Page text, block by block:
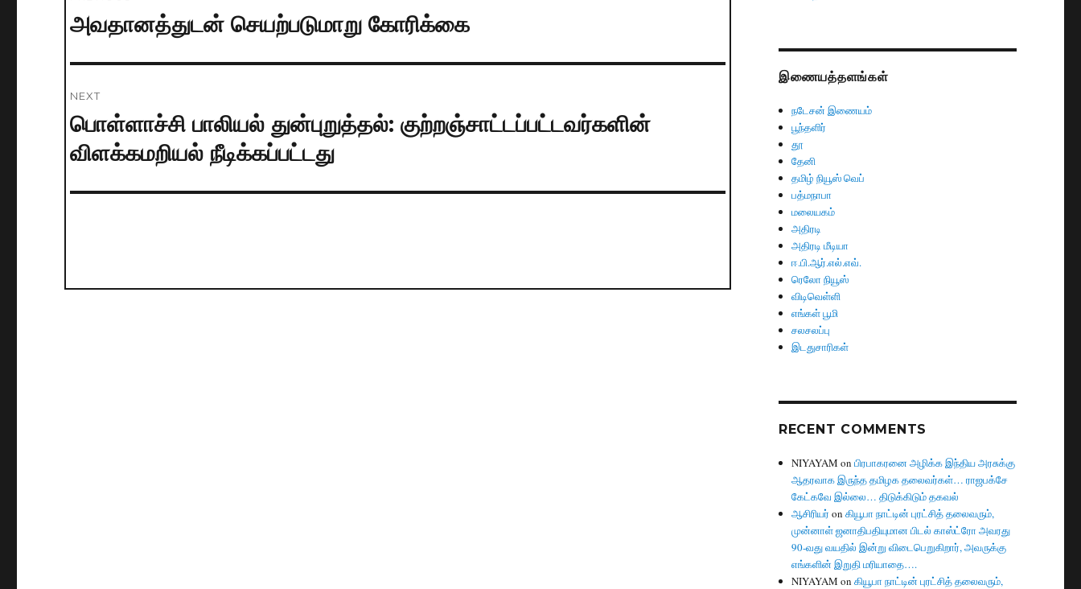
navigation
Previous
அவதானத்துடன் செயற்படுமாறு கோரிக்கை
NEXT
Next
post:
பொள்ளாச்சி பாலியல் துன்புறுத்தல்: குற்றஞ்சாட்டப்பட்டவர்களின்
விளக்கமறியல் நீடிக்கப்பட்டது
இணையத்தளங்கள்
நடேசன் இணையம்
பூந்தளிர்
தூ
தேனி
தமிழ் நியூஸ் வெப்
பத்மநாபா
மலையகம்
அதிரடி
அதிரடி மீடியா
ஈ.பி.ஆர்.எல்.எவ்.
ரெலோ நியூஸ்
விடிவெள்ளி
எங்கள் பூமி
சலசலப்பு
இடதுசாரிகள்
RECENT COMMENTS
NIYAYAM onபிரபாகரனை அழிக்க இந்திய அரசுக்கு
ஆதரவாக இருந்த தமிழக தலைவர்கள்… ராஜபக்சே
கேட்கவே இல்லை… திடுக்கிடும் தகவல்
ஆசிரியர் onகியூபா நாட்டின் புரட்சித் தலைவரும்,
முன்னாள் ஜனாதிபதியுமான பிடல் காஸ்ட்ரோ அவரது
90-வது வயதில் இன்று விடைபெறுகிறார், அவருக்கு
எங்களின் இறுதி மரியாதை….
NIYAYAM onகியூபா நாட்டின் புரட்சித் தலைவரும்,